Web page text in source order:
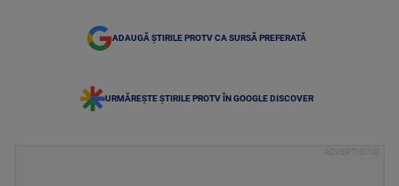
ADAUGĂ ȘTIRILE PROTV CA SURSĂ PREFERATĂ
URMĂREȘTE ȘTIRILE PROTV ÎN GOOGLE DISCOVER